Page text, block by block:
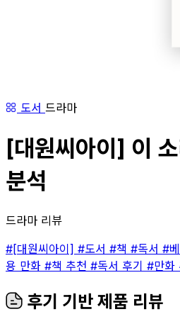
도서 드라마
[대원씨아이] 이
분석
드라마 리뷰
#[대원씨아이] #도서 #책 #독서 #
용 만화 #책 추천 #독서 후기 #만화
후기 기반 제품 리뷰